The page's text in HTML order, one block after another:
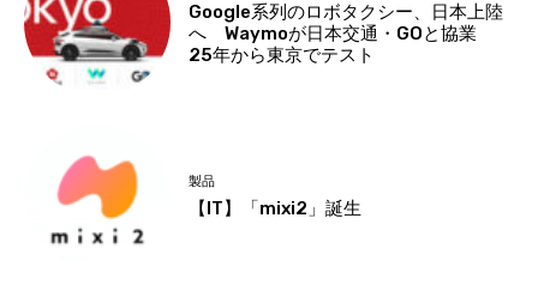
Google系列のロボタクシー、日本上陸
へ Waymoが日本交通・GOと協業
25年から東京でテスト
製品
【IT】「mixi2」誕生